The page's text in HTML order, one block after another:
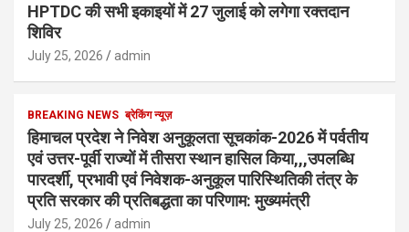
HPTDC की सभी इकाइयों में 27 जुलाई को लगेगा रक्तदान
शिविर
July 25, 2026 admin
BREAKING NEWS ब्रेकिंग न्यूज़
हिमाचल प्रदेश ने निवेश अनुकूलता सूचकांक-2026 में पर्वतीय
एवं उत्तर-पूर्वी राज्यों में तीसरा स्थान हासिल किया,,,उपलब्धि
पारदर्शी, प्रभावी एवं निवेशक-अनुकूल पारिस्थितिकी तंत्र के
प्रति सरकार की प्रतिबद्धता का परिणाम: मुख्यमंत्री
July 25, 2026 admin